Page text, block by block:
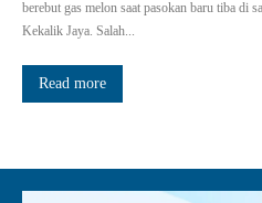
berebut gas melon saat pasokan baru tiba di
Kekalik Jaya. Salah...
Read more